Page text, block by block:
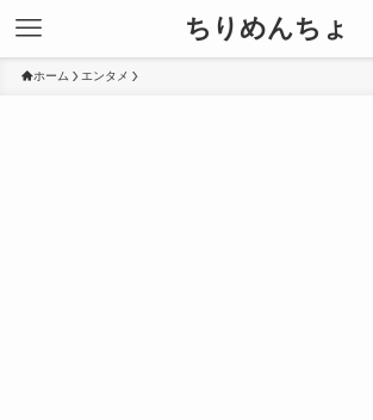
ちりめんちょ
ホーム エンタメ